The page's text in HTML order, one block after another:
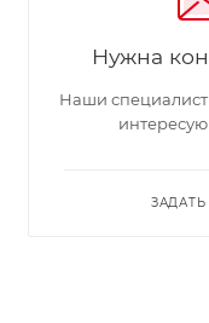
Нужна
Наши